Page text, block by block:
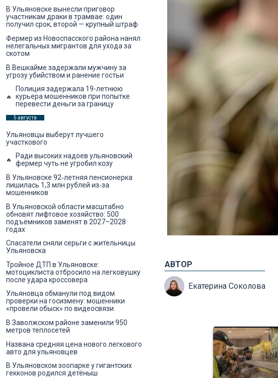
АВТОР
Екатерина Соколова
В Ульяновске вынесли приговор
участникам драки в трамвае: один
получил срок, второй — крупный штраф
Фермер из Новоспасского района нанял
нелегальных мигрантов для ухода за
скотом
В Вешкайме задержали мужчину за
угрозу убийством и ранение гостьи
Полиция задержала 19-летнюю
курьера мошенников при попытке
перевести деньги за границу
5 августа
Ульяновцы выберут лучшего
участкового
Ради высоких надоев ульяновский
фермер чуть не угробил козу
В Ульяновске 92‑летняя пенсионерка
лишилась 1,3 млн рублей из‑за
мошенников
В Ульяновской области масштабно
обновят лифтовое хозяйство: 500
подъёмников заменят в 2027–2028
годах
Спасатели сняли серьги с жительницы
Ульяновска
Тройное ДТП в Ульяновске:
мотоциклиста отбросило на легковушку
после удара кроссовера
Ульяновца обманули под видом
проверки на госизмену: мошенники
«провели обыск» по видеосвязи
В Заволжском районе заменили 950
метров теплосетей
Названа средняя цена нового легкового
авто для ульяновцев
В Ульяновском зоопарке у гигантских
гекконов родился детёныш